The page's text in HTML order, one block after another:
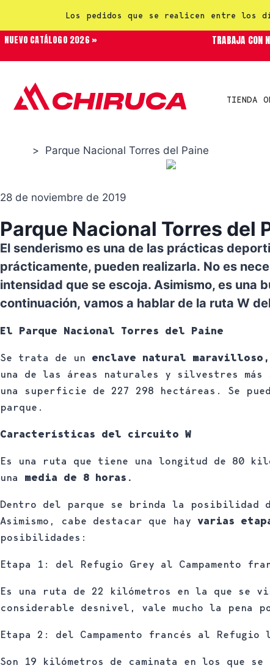
Los pedidos que se realicen entre los
NUEVO CATÁLOGO 2026 » TRABAJA CON
TIENDA
> Parque Nacional Torres del Paine
28 de noviembre de 2019
Parque Nacional Torres del
El senderismo es una de las prácticas
prácticamente, pueden realizarla. No es
intensidad que se escoja. Asimismo, es una
continuación, vamos a hablar de la ruta W
El Parque Nacional Torres del Paine
Se trata de un enclave natural
una de las áreas naturales y silvestres más
una superficie de 227 298 hectáreas. Se
parque.
Características del circuito W
Es una ruta que tiene una longitud de 80
una media de 8 horas.
Dentro del parque se brinda la posibilidad
Asimismo, cabe destacar que hay varias
posibilidades:
Etapa 1: del Refugio Grey al Campamento
Es una ruta de 22 kilómetros en la que se
considerable desnivel, vale mucho la pena
Etapa 2: del Campamento francés al Refugio
Son 19 kilómetros de caminata en los que